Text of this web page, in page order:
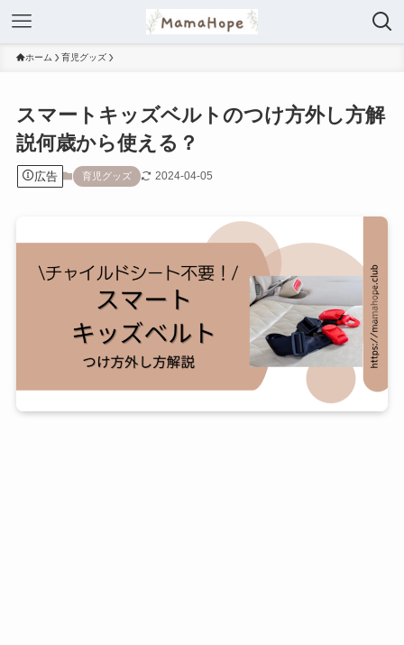
ホーム 育児グッズ
スマートキッズベルトのつけ方外し方解
説何歳から使える？
広告 育児グッズ 2024-04-05